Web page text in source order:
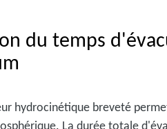
du temps
hydrocinétique breveté
La durée totale